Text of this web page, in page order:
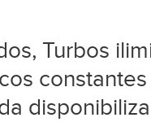
Turbos